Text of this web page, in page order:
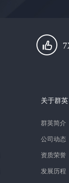
关于群英
群英简介
公司动态
资质荣誉
发展历程